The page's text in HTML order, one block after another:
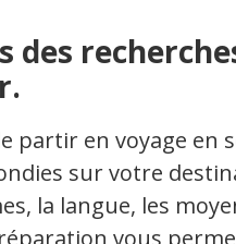
des
partir en voyage en
sur votre
la langue, les
vous